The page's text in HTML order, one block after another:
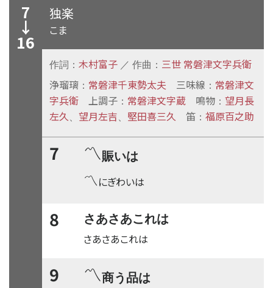
7
↓
16
独楽
こま
作詞： 木村富子 ／ 作曲： 三世 常磐津文字兵衛
浄瑠璃 ： 常磐津千東勢太夫 三味線 ： 常磐津文
字兵衛
上調子 ： 常磐津文字蔵 鳴物 ： 望月長
左久
望月左吉 堅田喜三久 笛 ： 福原百之助
7 〽賑いは
〽にぎわいは
8 さあさあこれは
さあさあこれは
9 〽商う品は